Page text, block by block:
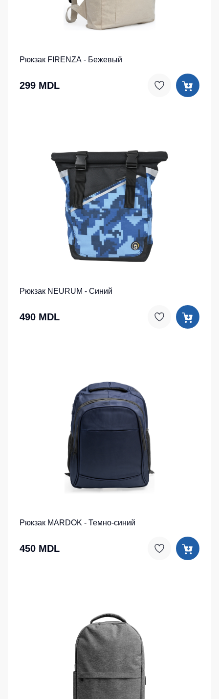
Рюкзак FIRENZA - Бежевый
299 MDL
Рюкзак NEURUM - Синий
490 MDL
Рюкзак MARDOK - Темно-синий
450 MDL